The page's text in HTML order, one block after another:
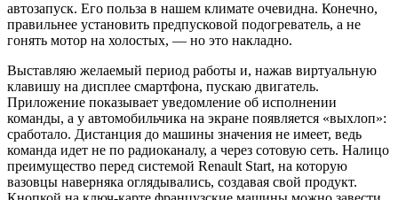
автозапуск. Его польза в нашем климате очевидна. Конечно,
правильнее установить предпусковой подогреватель, а не
гонять мотор на холостых, — но это накладно.
Выставляю желаемый период работы и, нажав виртуальную
клавишу на дисплее смартфона, пускаю двигатель.
Приложение показывает уведомление об исполнении
команды, а у автомобильчика на экране появляется «выхлоп»:
сработало. Дистанция до машины значения не имеет, ведь
команда идет не по радиоканалу, а через сотовую сеть. Налицо
преимущество перед системой Renault Start, на которую
вазовцы наверняка оглядывались, создавая свой продукт.